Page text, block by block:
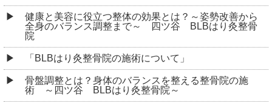
健康と美容に役立つ整体の効果とは？～姿勢改善から
全身のバランス調整まで～ 四ツ谷 BLBはり灸整骨
院
「BLBはり灸整骨院の施術について」
骨盤調整とは？身体のバランスを整える整骨院の施
術 ～四ツ谷 BLBはり灸整骨院～